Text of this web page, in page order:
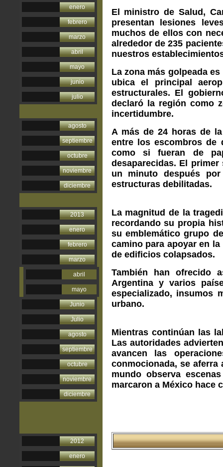
enero
febrero
marzo
abril
mayo
junio
julio
agosto
septiembre
octubre
noviembre
diciembre
2013
enero
febrero
marzo
abril
mayo
Junio
Julio
agosto
septiembre
octubre
noviembre
diciembre
2012
enero
El ministro de Salud,
presentan lesiones
muchos de ellos con
alrededor de 235
nuestros
La zona más golpeada
ubica el principal
estructurales. El
declaró la región como
incertidumbre.
A más de 24 horas de
entre los escombros de
como si fueran de
desaparecidas. El
un minuto después
estructuras debilitadas.
La magnitud de la
recordando su propia
su emblemático grupo
camino para apoyar en
de edificios colapsados.
También han ofrecido
Argentina y varios
especializado, insumos
urbano.
Mientras continúan las
Las autoridades
avancen las
conmocionada, se aferra
mundo observa
marcaron a México hace